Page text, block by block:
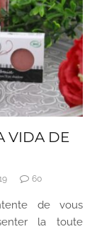
VIDA DE
60
de vous
la toute